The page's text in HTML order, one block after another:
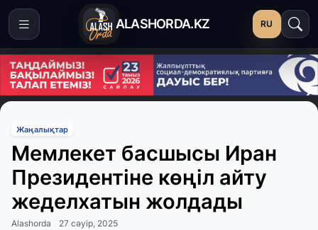
ALASHORDA.KZ RU
Жаңалықтар
Мемлекет басшысы Иран
Президентіне көңіл айту
жеделхатын жолдады
Alashorda 27 сәуір, 2025